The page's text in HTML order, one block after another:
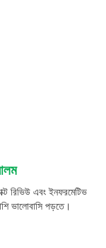
রিভিউ এবং ইনফরমেটিভ
ভালোবাসি পড়তে।